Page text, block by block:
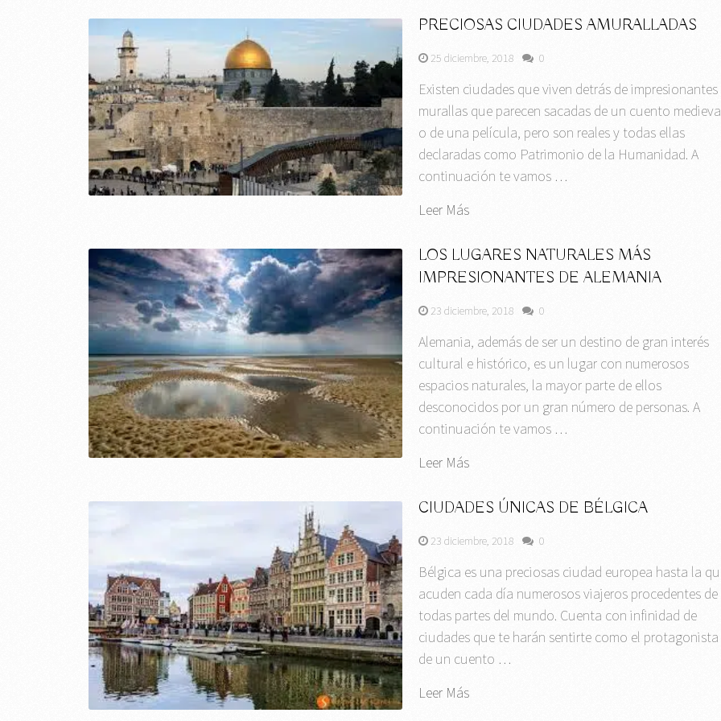
PRECIOSAS CIUDADES AMURALLADAS
25 diciembre, 2018 0
Existen ciudades que viven detrás de impresionantes
murallas que parecen sacadas de un cuento
o de una película, pero son reales y todas ellas
declaradas como Patrimonio de la Humanidad. A
continuación te vamos …
Leer Más
LOS LUGARES NATURALES MÁS
IMPRESIONANTES DE ALEMANIA
23 diciembre, 2018 0
Alemania, además de ser un destino de gran interés
cultural e histórico, es un lugar con numerosos
espacios naturales, la mayor parte de ellos
desconocidos por un gran número de personas. A
continuación te vamos …
Leer Más
CIUDADES ÚNICAS DE BÉLGICA
23 diciembre, 2018 0
Bélgica es una preciosas ciudad europea hasta la
acuden cada día numerosos viajeros procedentes de
todas partes del mundo. Cuenta con infinidad de
ciudades que te harán sentirte como el protagonista
de un cuento …
Leer Más